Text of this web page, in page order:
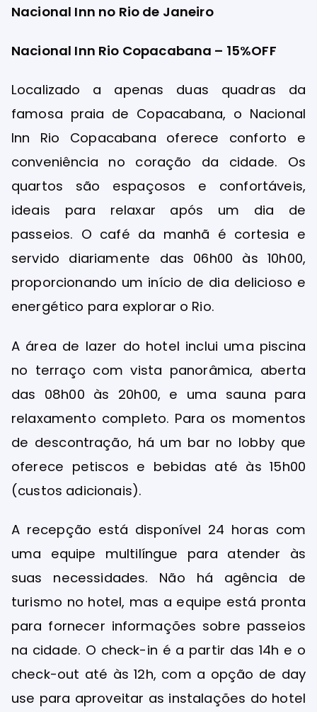
Nacional Inn no Rio de Janeiro
Nacional Inn Rio Copacabana – 15%OFF
Localizado a apenas duas quadras da
famosa praia de Copacabana, o Nacional
Inn Rio Copacabana oferece conforto e
conveniência no coração da cidade. Os
quartos são espaçosos e confortáveis,
ideais para relaxar após um dia de
passeios. O café da manhã é cortesia e
servido diariamente das 06h00 às 10h00,
proporcionando um início de dia delicioso e
energético para explorar o Rio.
A área de lazer do hotel inclui uma piscina
no terraço com vista panorâmica, aberta
das 08h00 às 20h00, e uma sauna para
relaxamento completo. Para os momentos
de descontração, há um bar no lobby que
oferece petiscos e bebidas até às 15h00
(custos adicionais).
A recepção está disponível 24 horas com
uma equipe multilíngue para atender às
suas necessidades. Não há agência de
turismo no hotel, mas a equipe está pronta
para fornecer informações sobre passeios
na cidade. O check-in é a partir das 14h e o
check-out até às 12h, com a opção de day
use para aproveitar as instalações do hotel